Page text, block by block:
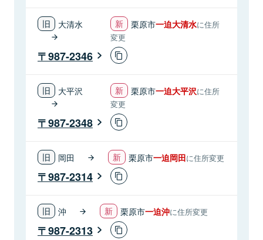
大清水 栗原市一迫大清水に住所
変更
987-2346
大平沢 栗原市一迫大平沢に住所
変更
987-2348
岡田 栗原市一迫岡田に住所変更
987-2314
沖 栗原市一迫沖に住所変更
987-2313